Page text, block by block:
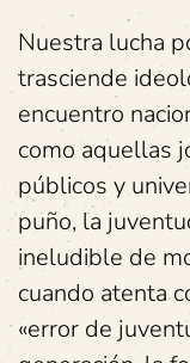
Nuestra lucha
trasciende
encuentro
como aquellas
públicos y
puño, la
ineludible de
cuando atenta
«error de